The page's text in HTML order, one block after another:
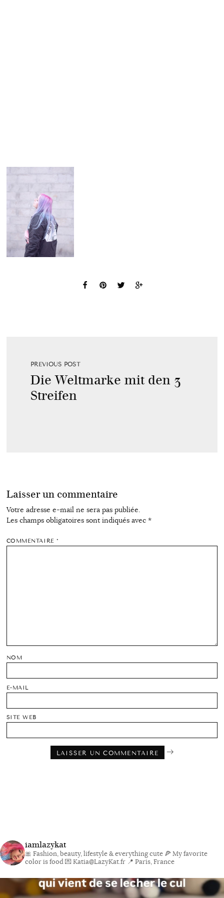
PREVIOUS POST
Die Weltmarke mit den 3
Streifen
Laisser un commentaire
Votre adresse e-mail ne sera pas publiée.
Les champs obligatoires sont indiqués avec *
COMMENTAIRE*
NOM
E-MAIL
SITE WEB
iamlazykat
🎀 Fashion, beauty, lifestyle & everything cute 🍕 My favorite
color is food💌 Katia@LazyKat.fr 📍 Paris, France